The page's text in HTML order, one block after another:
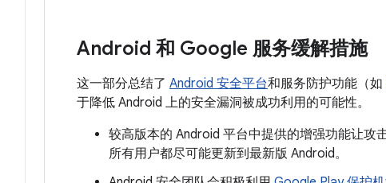
Android 和 Google 服务缓解措施
这一部分总结了 Android 安全平台和服务防护功能（如
于降低 Android 上的安全漏洞被成功利用的可能性。
较高版本的 Android 平台中提供的增强功能让攻
所有用户都尽可能更新到最新版 Android。